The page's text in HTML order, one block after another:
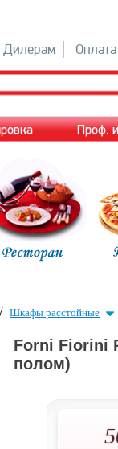
Дилерам Оплата
Проф.
/ Шкафы расстойные
Forni Fiorini
полом)